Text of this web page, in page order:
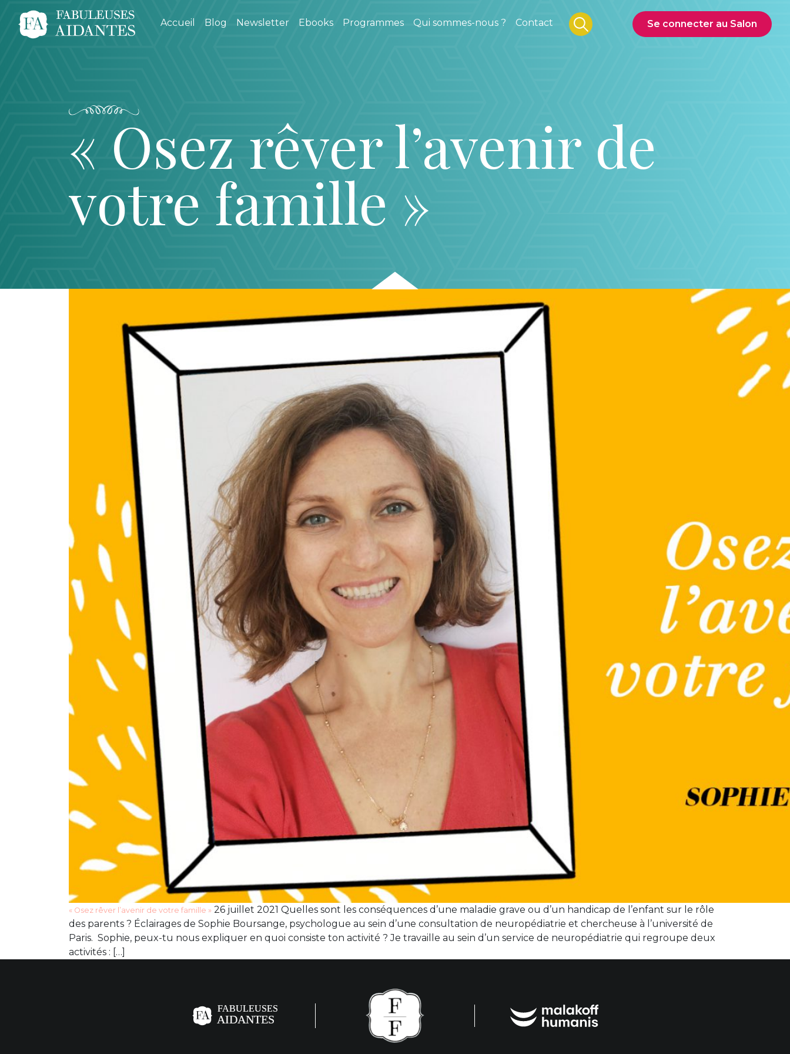
Accueil Blog Newsletter Ebooks Programmes Qui sommes-nous ? Contact Se connecter au Salon
« Osez rêver l’avenir de
votre famille »
« Osez rêver l’avenir de votre famille » 26 juillet 2021 Quelles sont les conséquences d’une maladie grave ou d’un handicap de l’enfant sur le rôle
des parents ? Éclairages de Sophie Boursange, psychologue au sein d’une consultation de neuropédiatrie et chercheuse à l’université de
Paris. Sophie, peux-tu nous expliquer en quoi consiste ton activité ? Je travaille au sein d’un service de neuropédiatrie qui regroupe deux
activités : […]